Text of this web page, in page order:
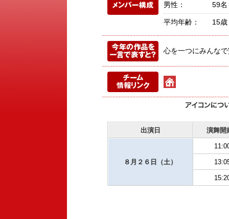
男性： 59名
平均年齢： 15歳
心を一つにみんな
出演日 演舞開
８月２６日（土）